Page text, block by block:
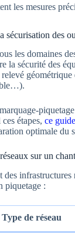
les mesures
sécurisation des
les domaines
la sécurité des
étapes, ce
optimale du
sur un
piquetage :
de réseau